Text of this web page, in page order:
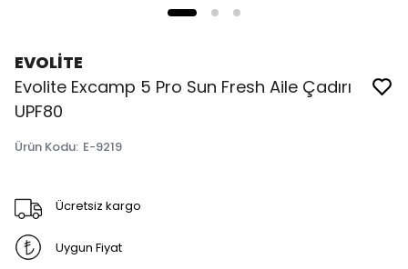
EVOLİTE
Evolite Excamp 5 Pro Sun Fresh Aile Çadırı
UPF80
Ürün Kodu: E-9219
Ücretsiz kargo
Uygun Fiyat